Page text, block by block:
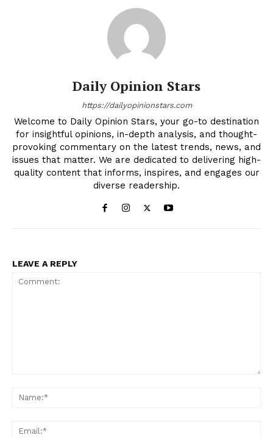
Daily Opinion Stars
https://dailyopinionstars.com
Welcome to Daily Opinion Stars, your go-to destination
for insightful opinions, in-depth analysis, and thought-
provoking commentary on the latest trends, news, and
issues that matter. We are dedicated to delivering high-
quality content that informs, inspires, and engages our
diverse readership.
LEAVE A REPLY